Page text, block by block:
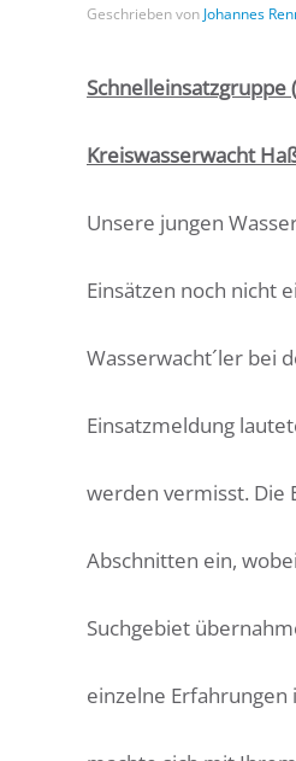
Geschrieben von Johannes
Schnelleinsatzgruppe
Kreiswasserwacht
Unsere jungen
Einsätzen noch nicht
Wasserwacht´ler bei
Einsatzmeldung
werden vermisst. Die
Abschnitten ein,
Suchgebiet
einzelne Erfahrungen